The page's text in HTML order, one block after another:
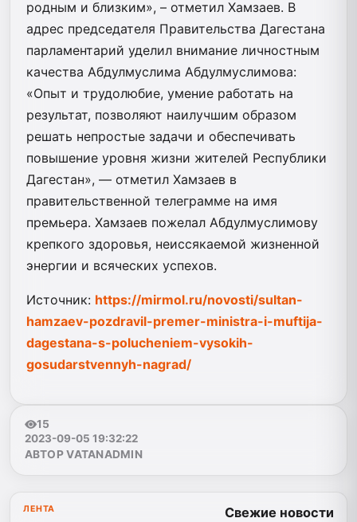
родным и близким», – отметил Хамзаев. В
адрес председателя Правительства Дагестана
парламентарий уделил внимание личностным
качества Абдулмуслима Абдулмуслимова:
«Опыт и трудолюбие, умение работать на
результат, позволяют наилучшим образом
решать непростые задачи и обеспечивать
повышение уровня жизни жителей Республики
Дагестан», — отметил Хамзаев в
правительственной телеграмме на имя
премьера. Хамзаев пожелал Абдулмуслимову
крепкого здоровья, неиссякаемой жизненной
энергии и всяческих успехов.
Источник: https://mirmol.ru/novosti/sultan-
hamzaev-pozdravil-premer-ministra-i-muftija-
dagestana-s-polucheniem-vysokih-
gosudarstvennyh-nagrad/
15
2023-09-05 19:32:22
АВТОР VATANADMIN
ЛЕНТА Свежие новости